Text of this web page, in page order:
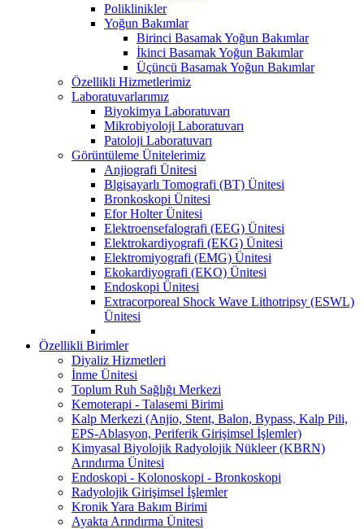
Poliklinikler
Yoğun Bakımlar
Birinci Basamak Yoğun Bakımlar
İkinci Basamak Yoğun Bakımlar
Üçüncü Basamak Yoğun Bakımlar
Özellikli Hizmetlerimiz
Laboratuvarlarımız
Biyokimya Laboratuvarı
Mikrobiyoloji Laboratuvarı
Patoloji Laboratuvarı
Görüntüleme Ünitelerimiz
Anjiografi Ünitesi
Blgisayarlı Tomografi (BT) Ünitesi
Bronkoskopi Ünitesi
Efor Holter Ünitesi
Elektroensefalografi (EEG) Ünitesi
Elektrokardiyografi (EKG) Ünitesi
Elektromiyografi (EMG) Ünitesi
Ekokardiyografi (EKO) Ünitesi
Endoskopi Ünitesi
Extracorporeal Shock Wave Lithotripsy (ESWL)
Ünitesi
Özellikli Birimler
Diyaliz Hizmetleri
İnme Ünitesi
Toplum Ruh Sağlığı Merkezi
Kemoterapi - Talasemi Birimi
Kalp Merkezi (Anjio, Stent, Balon, Bypass, Kalp Pili,
EPS-Ablasyon, Periferik Girişimsel İşlemler)
Kimyasal Biyolojik Radyolojik Nükleer (KBRN)
Arındırma Ünitesi
Endoskopi - Kolonoskopi - Bronkoskopi
Radyolojik Girişimsel İşlemler
Kronik Yara Bakım Birimi
Ayakta Arındırma Ünitesi